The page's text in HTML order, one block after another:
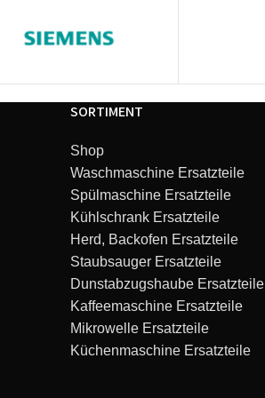
SORTIMENT
Shop
Waschmaschine Ersatzteile
Spülmaschine Ersatzteile
Kühlschrank Ersatzteile
Herd, Backofen Ersatzteile
Staubsauger Ersatzteile
Dunstabzugshaube Ersatzteile
Kaffeemaschine Ersatzteile
Mikrowelle Ersatzteile
Küchenmaschine Ersatzteile